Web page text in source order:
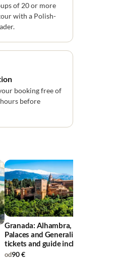
of 20 or more
with a Polish-
booking free of
before
Granada: Alhambra, Nasrid
Palaces and Generalife Gardens —
tickets and guide included
od90 €